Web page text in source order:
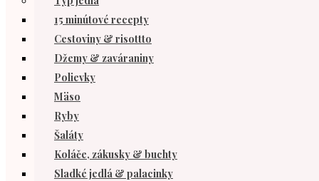
15 minútové recepty
Cestoviny & risottto
Džemy & zaváraniny
Polievky
Mäso
Ryby
Šaláty
Koláče, zákusky & buchty
Sladké jedlá & palacinky